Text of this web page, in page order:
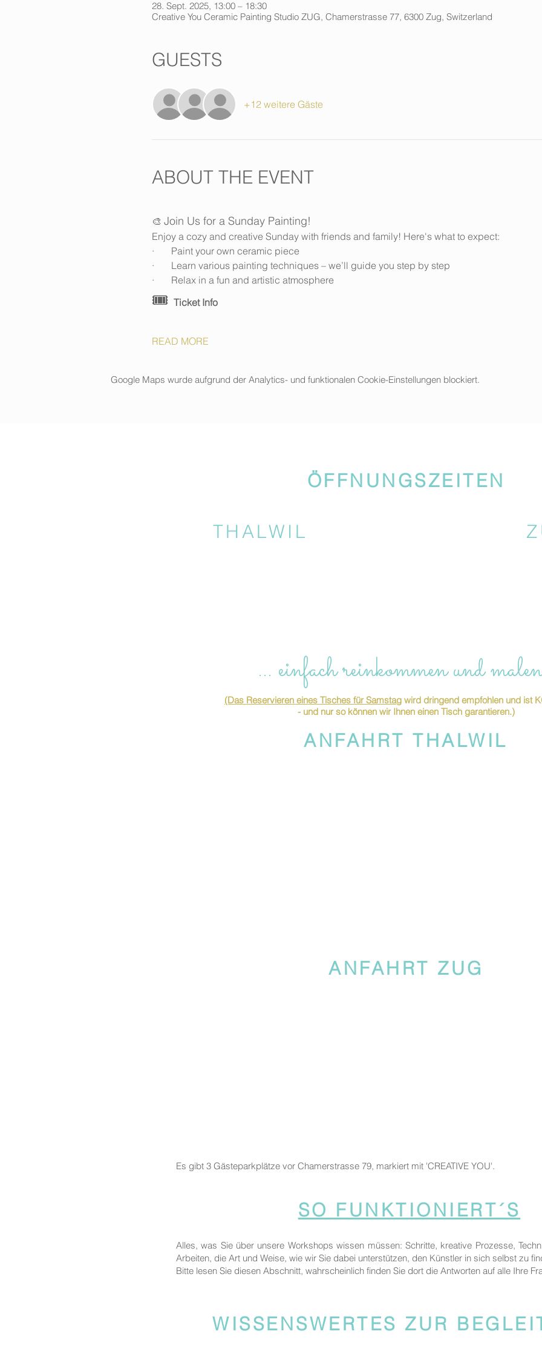
28. Sept. 2025, 13:00 – 18:30
Creative You Ceramic Painting Studio ZUG, Chamerstrasse 77, 6300 Zug, Switzerland
GUESTS
+12 weitere Gäste
ABOUT THE EVENT
🎨 Join Us for a Sunday Painting!
Enjoy a cozy and creative Sunday with friends and family! Here's what to expect:
·       Paint your own ceramic piece
·       Learn various painting techniques – we’ll guide you step by step
·       Relax in a fun and artistic atmosphere
🎟️ Ticket Info
READ MORE
Google Maps wurde aufgrund der Analytics- und funktionalen Cookie-Einstellungen blockiert.
ÖFFNUNGSZEITEN
THALWIL
ANFAHRT THALWIL
… einfach reinkommen und
(Das Reservieren eines Tisches für Samstag wird dringend empfohlen und ist
- und nur so können wir Ihnen einen Tisch garantieren.)
ANFAHRT ZUG
Es gibt 3 Gästeparkplätze vor Chamerstrasse 79, markiert mit 'CREATIVE YOU'.
SO FUNKTIONIERT´S
Alles, was Sie über unsere Workshops wissen müssen: Schritte, kreative Prozesse,
Arbeiten, die Art und Weise, wie wir Sie dabei unterstützen, den Künstler in sich selbst zu
Bitte lesen Sie diesen Abschnitt, wahrscheinlich finden Sie dort die Antworten auf alle Ihre
WISSENSWERTES ZUR